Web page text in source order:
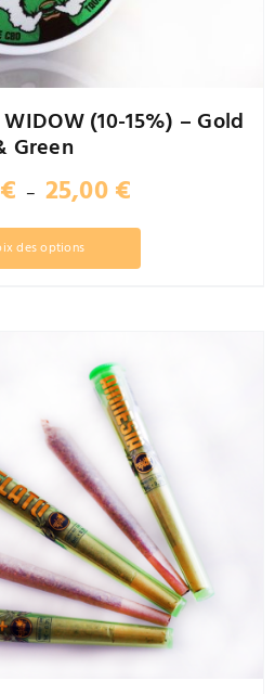
(10-15%) – Gold
Green
€ – 25,00€
prix :
12,00 €
des options
Ce
produit
peuvent
être
choisies
sur
la
page
du
produit